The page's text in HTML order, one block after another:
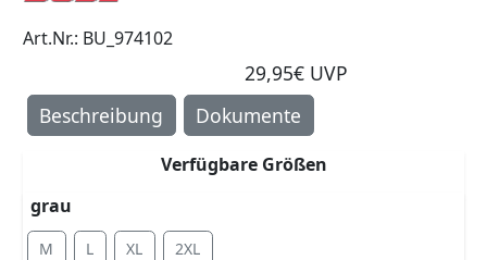
Art.Nr.: BU_974102
29,95€ UVP
Beschreibung
Dokumente
Verfügbare Größen
grau
M L XL 2XL